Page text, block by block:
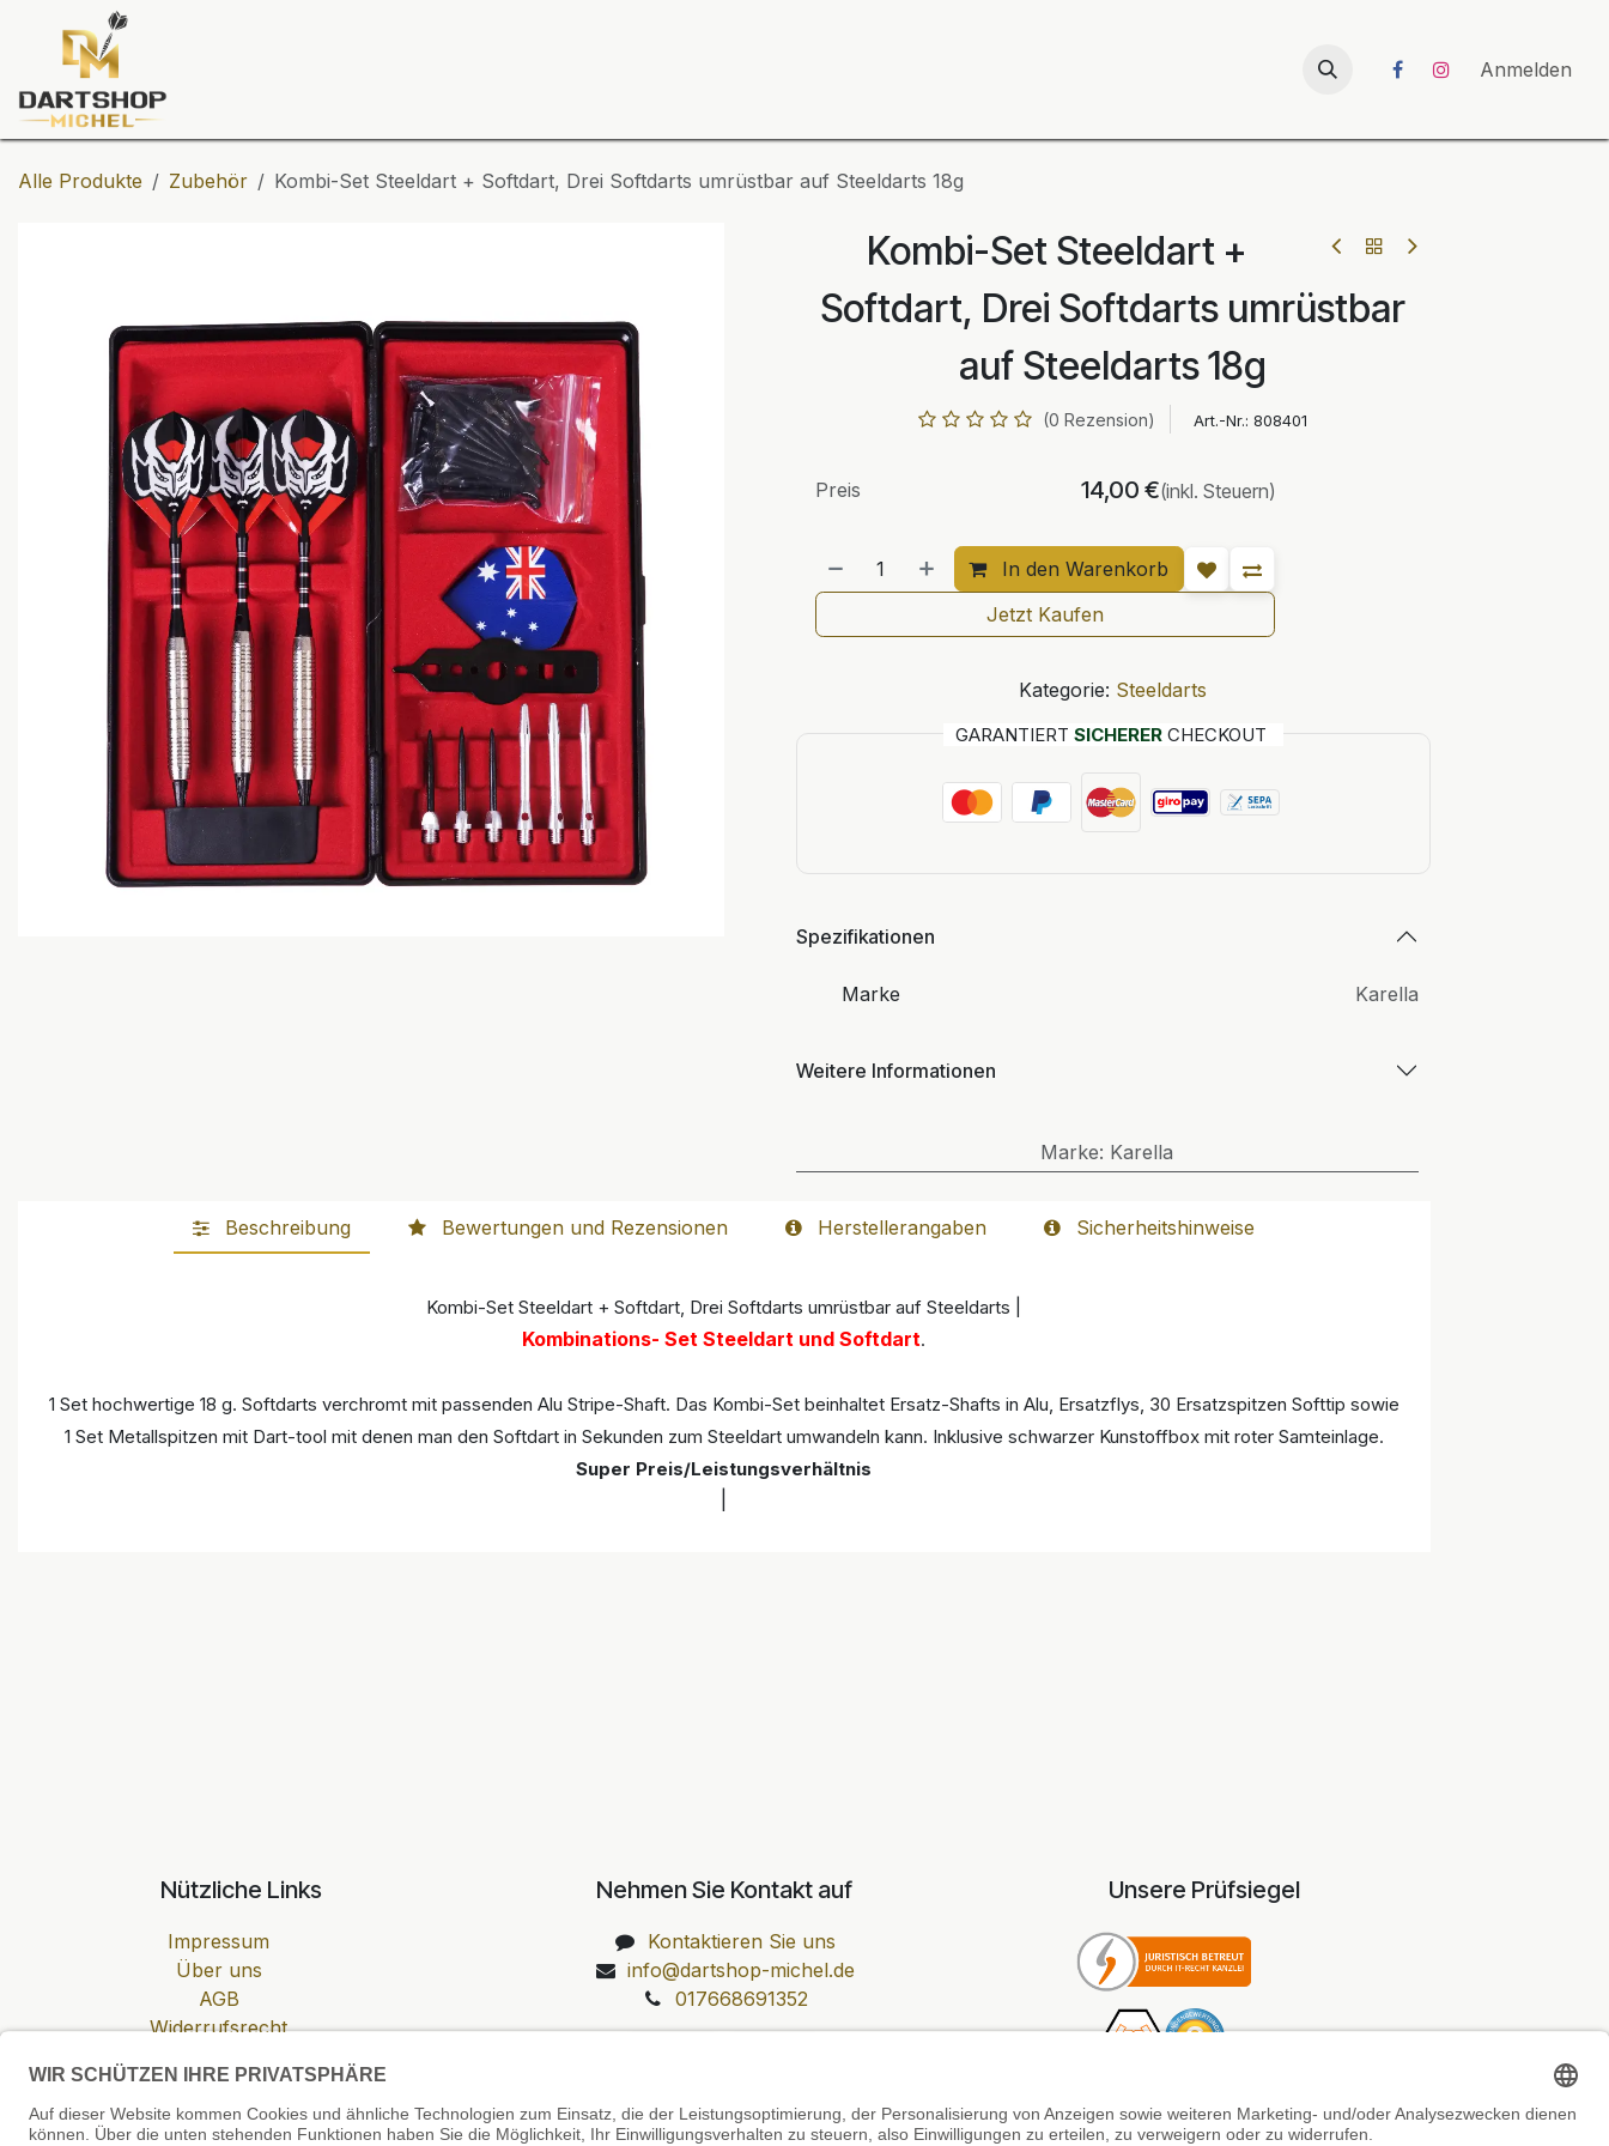
Zum Inhalt springen
UNICORN-Launch 2026 Anmelden
Alle Produkte Zubehör Kombi-Set Steeldart + Softdart, Drei Softdarts umrüstbar auf Steeldarts 18g
Kombi-Set Steeldart +
Softdart, Drei Softdarts umrüstbar
auf Steeldarts 18g
(0 Rezension) Art.-Nr.: 808401
In den Warenkorb
Preis 14,00 €(inkl. Steuern)
Jetzt Kaufen
Kategorie: Steeldarts
GARANTIERT SICHERERCHECKOUT
Spezifikationen
Marke Karella
Weitere Informationen
Marke: Karella
Beschreibung Bewertungen und Rezensionen Herstellerangaben Sicherheitshinweise
Kombi-Set Steeldart + Softdart, Drei Softdarts umrüstbar auf Steeldarts |
Kombinations- Set Steeldart und Softdart.
1 Set hochwertige 18 g. Softdarts verchromt mit passenden Alu Stripe-Shaft. Das Kombi-Set beinhaltet Ersatz-Shafts in Alu, Ersatzflys, 30 Ersatzspitzen Softtip sowie
1 Set Metallspitzen mit Dart-tool mit denen man den Softdart in Sekunden zum Steeldart umwandeln kann. Inklusive schwarzer Kunstoffbox mit roter Samteinlage.
Super Preis/Leistungsverhältnis
Nützliche Links
Impressum
Über uns
AGB
Widerrufsrecht
Zahlung & Versand
Cookie-Einstellungen
Nehmen Sie Kontakt auf
Kontaktieren Sie uns
info@dartshop-michel.de
017668691352
Unsere Prüfsiegel